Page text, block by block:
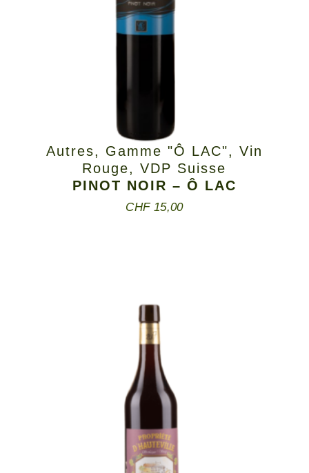
Autres, Gamme "Ô LAC", Vin
Rouge,VDP Suisse
PINOT NOIR – Ô LAC
CHF15,00